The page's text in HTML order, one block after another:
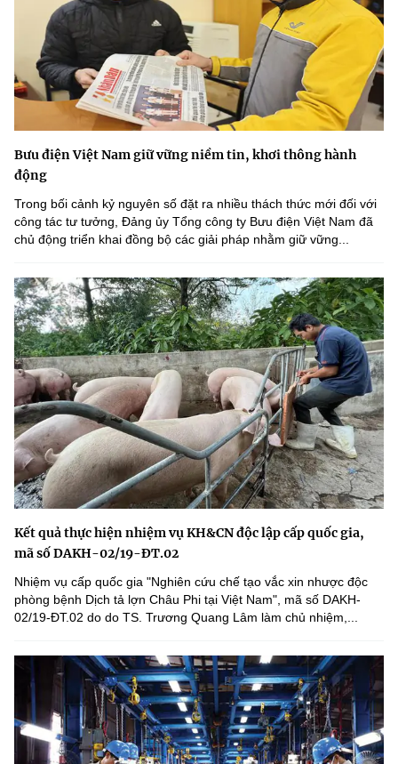
Bưu điện Việt Nam giữ vững niềm tin, khơi thông hành
động
Trong bối cảnh kỷ nguyên số đặt ra nhiều thách thức mới đối với
công tác tư tưởng, Đảng ủy Tổng công ty Bưu điện Việt Nam đã
chủ động triển khai đồng bộ các giải pháp nhằm giữ vững...
Kết quả thực hiện nhiệm vụ KH&CN độc lập cấp quốc gia,
mã số DAKH-02/19-ĐT.02
Nhiệm vụ cấp quốc gia "Nghiên cứu chế tạo vắc xin nhược độc
phòng bệnh Dịch tả lợn Châu Phi tại Việt Nam", mã số DAKH-
02/19-ĐT.02 do do TS. Trương Quang Lâm làm chủ nhiệm,...